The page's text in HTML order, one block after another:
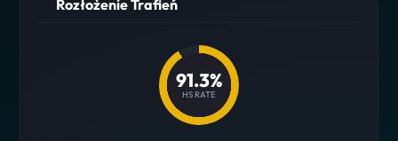
Rozłożenie Trafień
91.3%
HS RATE